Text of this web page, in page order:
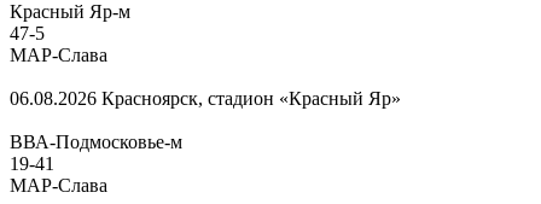
Красный Яр-м
47-5
МАР-Слава
06.08.2026 Красноярск, стадион «Красный Яр»
ВВА-Подмосковье-м
19-41
МАР-Слава